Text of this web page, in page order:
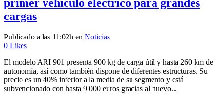
primer vehículo eléctrico para grandes
cargas
Publicado a las 11:02h en Noticias
0 Likes
El modelo ARI 901 presenta 900 kg de carga útil y hasta 260 km de
autonomía, así como también dispone de diferentes estructuras. Su
precio es un 40% inferior a la media de su segmento y está
subvencionado con hasta 9.000 euros gracias al nuevo...